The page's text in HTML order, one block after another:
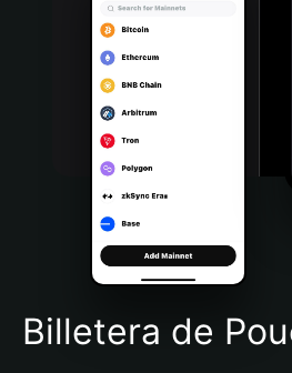
Português (Portugal)
Bahasa Indonesia
Português (Brasil)
Español (Argentina)
Billetera de